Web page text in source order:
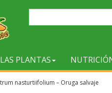
PLANTAS
nasturtiifolium – Oruga salvaje